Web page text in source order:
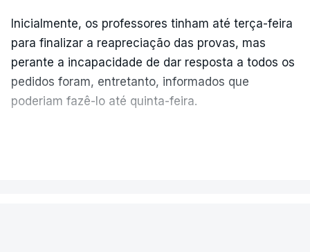
Inicialmente, os professores tinham até terça-feira
para finalizar a reapreciação das provas, mas
perante a incapacidade de dar resposta a todos os
pedidos foram, entretanto, informados que
poderiam fazê-lo até quinta-feira.